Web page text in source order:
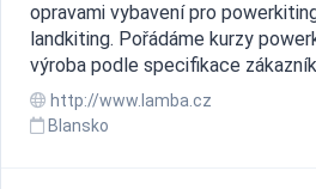
opravami vybavení pro
landkiting. Pořádáme kurzy
výroba podle specifikace
http://www.lamba.cz
Blansko